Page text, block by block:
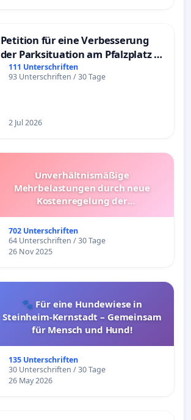
Petition für eine Verbesserung
der Parksituation am Pfalzplatz in
Mannheim
111 Unterschriften
93 Unterschriften / 30 Tage
2 Jul 2026
Unverhältnismäßige
Mehrbelastungen durch neue
Kostenregelung der
Überprüfung und Alternativen
702 Unterschriften
64 Unterschriften / 30 Tage
26 Nov 2025
🐾 Für eine Hundewiese in
Steinheim-Kernstadt – Gemeinsam
für Mensch und Hund!
135 Unterschriften
30 Unterschriften / 30 Tage
26 May 2026